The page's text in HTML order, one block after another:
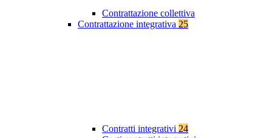
Contrattazione collettiva
Contrattazione integrativa 25
Contratti integrativi 24